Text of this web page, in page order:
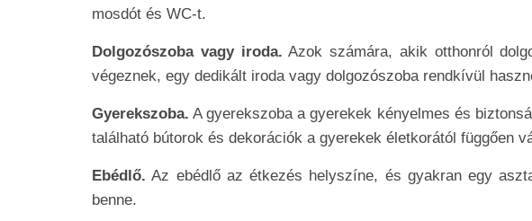
mosdót és WC-t.
Dolgozószoba vagy iroda. Azok számára, akik otthonról
végeznek, egy dedikált iroda vagy dolgozószoba rendkívül
Gyerekszoba. A gyerekszoba a gyerekek kényelmes és
található bútorok és dekorációk a gyerekek életkorától függően
Ebédlő. Az ebédlő az étkezés helyszíne, és gyakran egy
benne.